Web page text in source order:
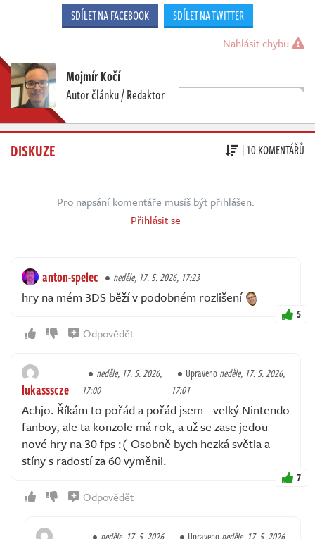
SDÍLET NA FACEBOOK SDÍLET NA TWITTER
Nahlásit chybu
Mojmír Kočí
Autor článku / Redaktor
DISKUZE | 10 KOMENTÁŘŮ
Pro napsání komentáře musíš být přihlášen.
Přihlásit se
anton-spelec neděle, 17. 5. 2026, 17:23
hry na mém 3DS běží v podobném rozlišení
5
Odpovědět
lukassscze
neděle, 17. 5. 2026,
17:00
Upravenoneděle, 17. 5. 2026,
17:01
Achjo. Říkám to pořád a pořád jsem - velký Nintendo
fanboy, ale ta konzole má rok, a už se zase jedou
nové hry na 30 fps :( Osobně bych hezká světla a
stíny s radostí za 60 vyměnil.
7
Odpovědět